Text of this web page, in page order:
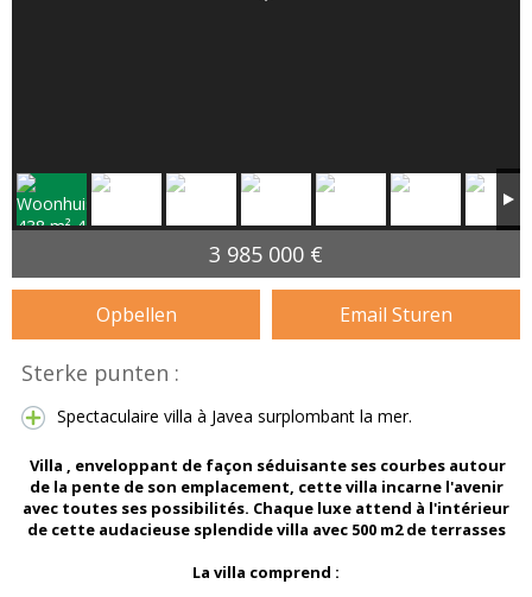
3 985 000 €
Opbellen Email Sturen
Sterke punten :
Spectaculaire villa à Javea surplombant la mer.
Villa , enveloppant de façon séduisante ses courbes autour
de la pente de son emplacement, cette villa incarne l'avenir
avec toutes ses possibilités. Chaque luxe attend à l'intérieur
de cette audacieuse splendide villa avec 500 m2 de terrasses
La villa comprend :